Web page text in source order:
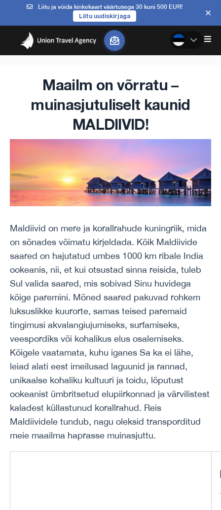
Liitu ja võida kinkekaart väärtusega 30 kuni 500 EUR!
Liitu uudiskirjaga
Maailm on võrratu –
muinasjutuliselt kaunid
MALDIIVID!
Maldiivid on mere ja korallrahude kuningriik, mida
on sõnades võimatu kirjeldada. Kõik Maldiivide
saared on hajutatud umbes 1000 km ribale India
ookeanis, nii, et kui otsustad sinna reisida, tuleb
Sul valida saared, mis sobivad Sinu huvidega
kõige paremini. Mõned saared pakuvad rohkem
luksuslikke kuurorte, samas teised paremaid
tingimusi akvalangiujumiseks, surfamiseks,
veespordiks või kohalikus elus osalemiseks.
Kõigele vaatamata, kuhu iganes Sa ka ei lähe,
leiad alati eest imeilusad laguunid ja rannad,
unikaalse kohaliku kultuuri ja toidu, lõputust
ookeanist ümbritsetud elupiirkonnad ja värvilistest
kaladest küllastunud korallrahud. Reis
Maldiividele tundub, nagu oleksid transporditud
meie maailma haprasse muinasjuttu.